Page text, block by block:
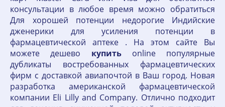
консультации в любое время можно обратиться
Для хорошей потенции недорогие Индийские
дженерики для усиления потенции в
фармацевтической аптеке . На этом сайте Вы
можете дешево купитьonline популярные
дубликаты востребованных фармацевтических
фирм с доставкой авиапочтой в Ваш город. Новая
разработка американской фармацевтической
компании Eli Lilly and Company. Отлично подходит